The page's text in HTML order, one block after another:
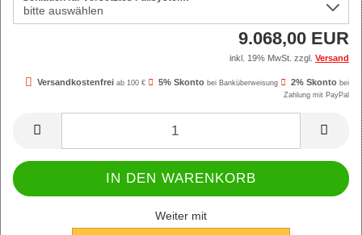
9.068,00 EUR
inkl. 19% MwSt. zzgl. Versand
Versandkostenfrei ab 100 € 5% Skonto bei Banküberweisung 2% Skonto bei
Zahlung mit PayPal
Weiter mit